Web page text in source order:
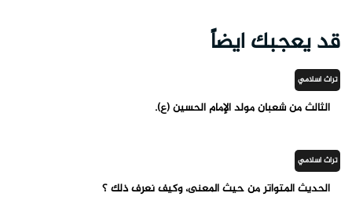
قد يعجبك ايضاً
تراث اسلامي
الثالث من شعبان مولد الإمام الحسين (ع).
تراث اسلامي
الحديث المتواتر من حيث المعنى، وكيف نعرف ذلك ؟